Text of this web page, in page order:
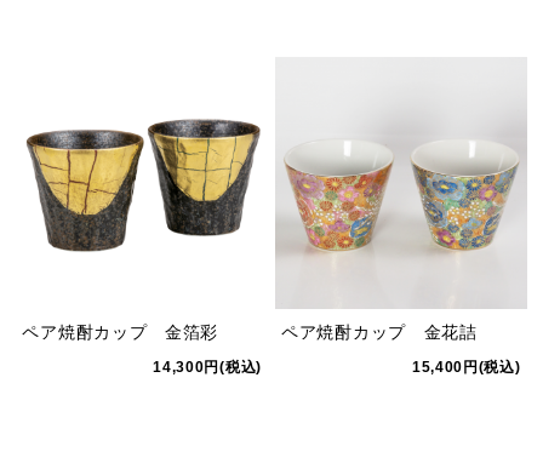
ペア焼酎カップ 金箔彩
14,300円(税込)
ペア焼酎カップ 金花詰
15,400円(税込)